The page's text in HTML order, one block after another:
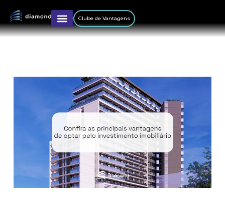
Clube de Vantagens